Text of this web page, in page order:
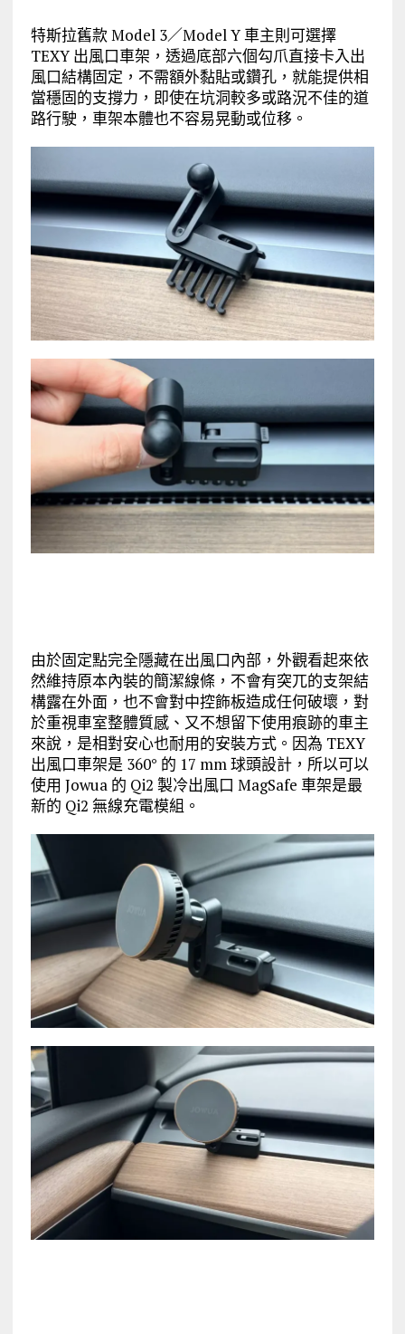
特斯拉舊款 Model 3／Model Y 車主則可選擇
TEXY 出風口車架，透過底部六個勾爪直接卡入出
風口結構固定，不需額外黏貼或鑽孔，就能提供相
當穩固的支撐力，即使在坑洞較多或路況不佳的道
路行駛，車架本體也不容易晃動或位移。
由於固定點完全隱藏在出風口內部，外觀看起來依
然維持原本內裝的簡潔線條，不會有突兀的支架結
構露在外面，也不會對中控飾板造成任何破壞，對
於重視車室整體質感、又不想留下使用痕跡的車主
來說，是相對安心也耐用的安裝方式。因為 TEXY
出風口車架是 360° 的 17 mm 球頭設計，所以可以
使用 Jowua 的 Qi2 製冷出風口 MagSafe 車架是最
新的 Qi2 無線充電模組。